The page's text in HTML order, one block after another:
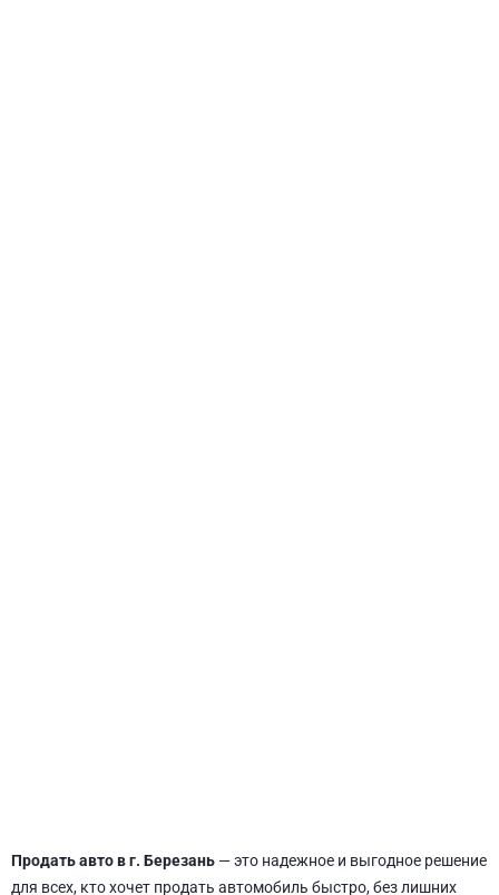
Продать авто в г. Березань — это надежное и выгодное решение
для всех, кто хочет продать автомобиль быстро, без лишних